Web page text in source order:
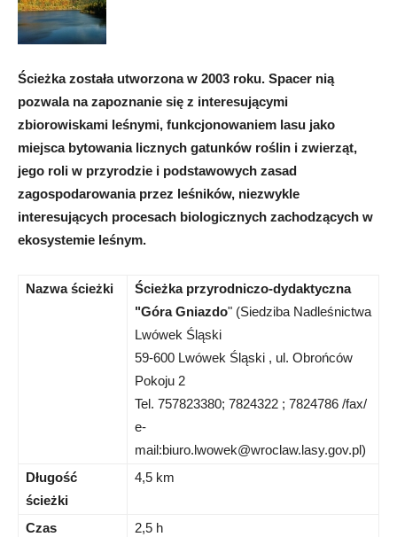
Ścieżka została utworzona w 2003 roku. Spacer nią
pozwala na zapoznanie się z interesującymi
zbiorowiskami leśnymi, funkcjonowaniem lasu jako
miejsca bytowania licznych gatunków roślin i zwierząt,
jego roli w przyrodzie i podstawowych zasad
zagospodarowania przez leśników, niezwykle
interesujących procesach biologicznych zachodzących w
ekosystemie leśnym.
Nazwa ścieżki
Ścieżka przyrodniczo-dydaktyczna
"Góra Gniazdo" (Siedziba Nadleśnictwa
Lwówek Śląski
59-600 Lwówek Śląski , ul. Obrońców
Pokoju 2
Tel. 757823380; 7824322 ; 7824786 /fax/
e-
mail:biuro.lwowek@wroclaw.lasy.gov.pl)
Długość
ścieżki
4,5 km
Czas
2,5 h